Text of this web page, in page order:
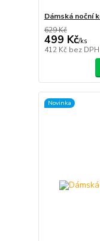
Dámská noční
629 Kč
499 Kč/ks
412 Kč bez DPH
Novinka